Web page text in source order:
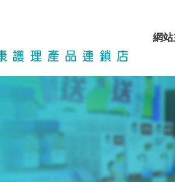
網